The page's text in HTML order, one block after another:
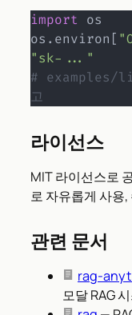
import os
os . environ [
"sk-..."
# examples/
고
라이선스
MIT 라이선스로
로 자유롭게 사용
관련 문서
rag-
모달 RAG